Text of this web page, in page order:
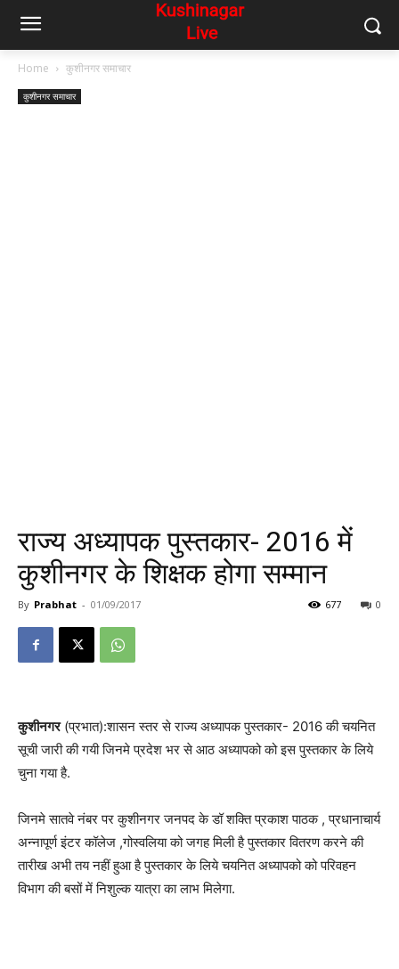
Home कुशीनगर समाचार
कुशीनगर समाचार
राज्य अध्यापक पुस्तकार- 2016 में
कुशीनगर के शिक्षक होगा सम्मान
By Prabhat - 01/09/2017 0
677
कुशीनगर(प्रभात):शासन स्तर से राज्य अध्यापक पुस्तकार- 2016 की चयनित
सूची जारी की गयी जिनमे प्रदेश भर से आठ अध्यापको को इस पुस्तकार के लिये
चुना गया है.
जिनमे सातवे नंबर पर कुशीनगर जनपद के डॉ शक्ति प्रकाश पाठक , प्रधानाचार्य
अन्नापूर्ण इंटर कॉलेज ,गोस्वलिया को जगह मिली है पुस्तकार वितरण करने की
तारीख अभी तय नहीं हुआ है पुस्तकार के लिये चयनित अध्यापको को परिवहन
विभाग की बसों में निशुल्क यात्रा का लाभ मिलेगा.